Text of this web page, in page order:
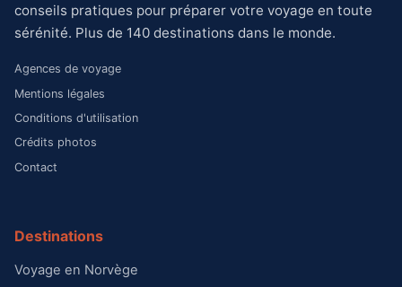
conseils pratiques pour préparer votre voyage en toute
sérénité. Plus de 140 destinations dans le monde.
Agences de voyage
Mentions légales
Conditions d'utilisation
Crédits photos
Contact
Destinations
Voyage en Norvège